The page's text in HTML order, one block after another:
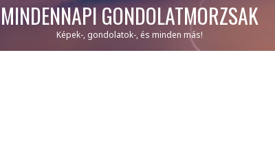
MINDENNAPI GONDOLATMORZSÁK
Képek-, gondolatok-, és minden más!